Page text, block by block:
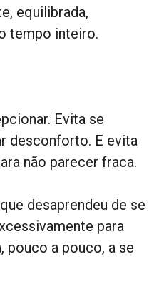
equilibrada,
tempo inteiro.
Evita se
desconforto. E evita
não parecer fraca.
desaprendeu de se
para
pouco a pouco, a se